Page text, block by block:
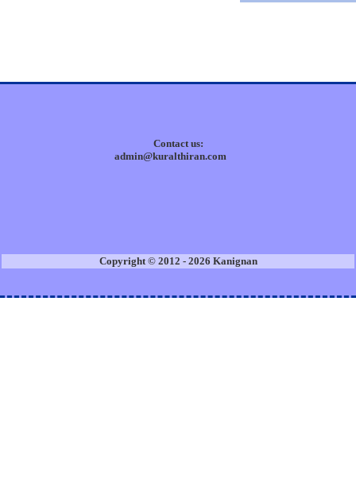
Contact us:
admin@kuralthiran.com
Copyright © 2012 - 2026 Kanignan